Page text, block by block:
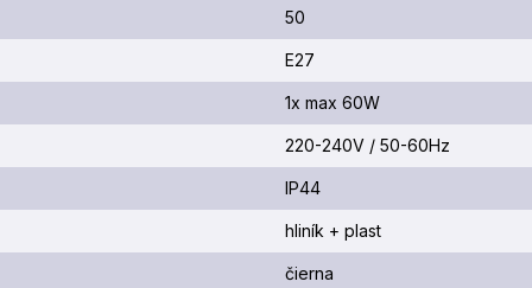
50
E27
1x max 60W
220-240V / 50-60Hz
IP44
hliník + plast
čierna